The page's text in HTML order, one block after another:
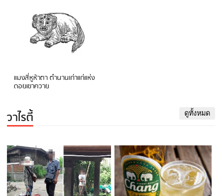
แมงสี่หูห้าตา ตำนานเก่าแก่แห่ง
ดอยเขาควาย
วาไรตี้ ดูทั้งหมด